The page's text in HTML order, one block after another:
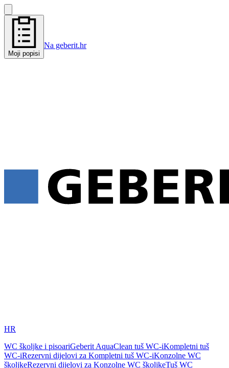
Moji popisi
Na geberit.hr
HR
WC školjke i pisoariGeberit AquaClean tuš WC-iKompletni tuš
WC-iRezervni dijelovi za Kompletni tuš WC-iKonzolne WC
školjkeRezervni dijelovi za Konzolne WC školjkeTuš WC